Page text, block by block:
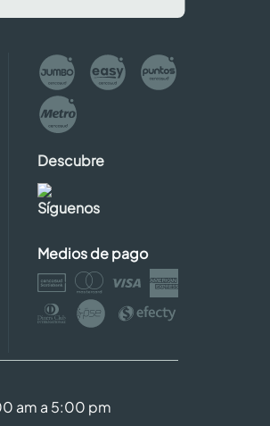
Descubre
Síguenos
Medios de pago
am a 5:00 pm